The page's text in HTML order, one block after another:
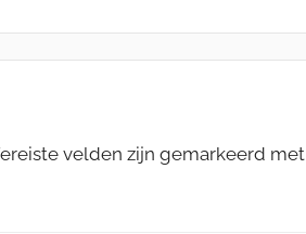
velden zijn gemarkeerd met